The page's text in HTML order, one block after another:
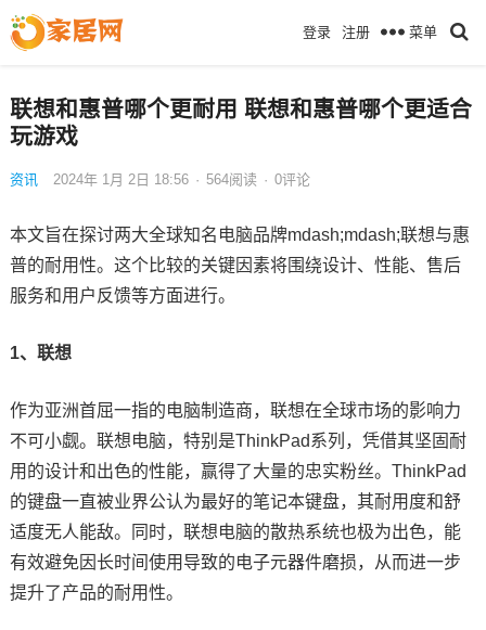
登录 注册 菜单
联想和惠普哪个更耐用 联想和惠普哪个更适合
玩游戏
资讯 2024年 1月 2日 18:56 · 564阅读 · 0评论
本文旨在探讨两大全球知名电脑品牌mdash;mdash;联想与惠
普的耐用性。这个比较的关键因素将围绕设计、性能、售后
服务和用户反馈等方面进行。
1、联想
作为亚洲首屈一指的电脑制造商，联想在全球市场的影响力
不可小觑。联想电脑，特别是ThinkPad系列，凭借其坚固耐
用的设计和出色的性能，赢得了大量的忠实粉丝。ThinkPad
的键盘一直被业界公认为最好的笔记本键盘，其耐用度和舒
适度无人能敌。同时，联想电脑的散热系统也极为出色，能
有效避免因长时间使用导致的电子元器件磨损，从而进一步
提升了产品的耐用性。